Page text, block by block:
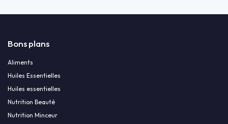
Bons plans
Aliments
Huiles Essentielles
Huiles essentielles
Nutrition Beauté
Nutrition Minceur